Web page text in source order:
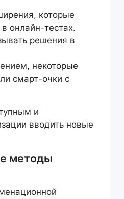
которые
онлайн-тестах.
решения в
некоторые
смарт-очки с
и
вводить новые
методы